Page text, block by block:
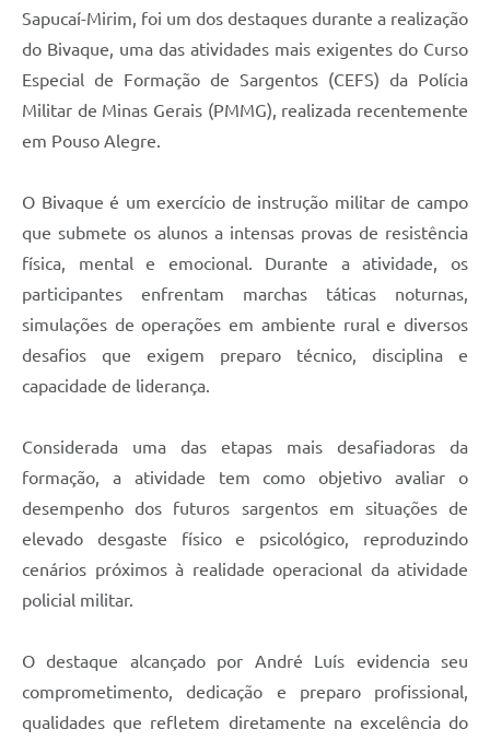
Sapucaí-Mirim, foi um dos destaques durante a realização
do Bivaque, uma das atividades mais exigentes do Curso
Especial de Formação de Sargentos (CEFS) da Polícia
Militar de Minas Gerais (PMMG), realizada recentemente
em Pouso Alegre.
O Bivaque é um exercício de instrução militar de campo
que submete os alunos a intensas provas de resistência
física, mental e emocional. Durante a atividade, os
participantes enfrentam marchas táticas noturnas,
simulações de operações em ambiente rural e diversos
desafios que exigem preparo técnico, disciplina e
capacidade de liderança.
Considerada uma das etapas mais desafiadoras da
formação, a atividade tem como objetivo avaliar o
desempenho dos futuros sargentos em situações de
elevado desgaste físico e psicológico, reproduzindo
cenários próximos à realidade operacional da atividade
policial militar.
O destaque alcançado por André Luís evidencia seu
comprometimento, dedicação e preparo profissional,
qualidades que refletem diretamente na excelência do